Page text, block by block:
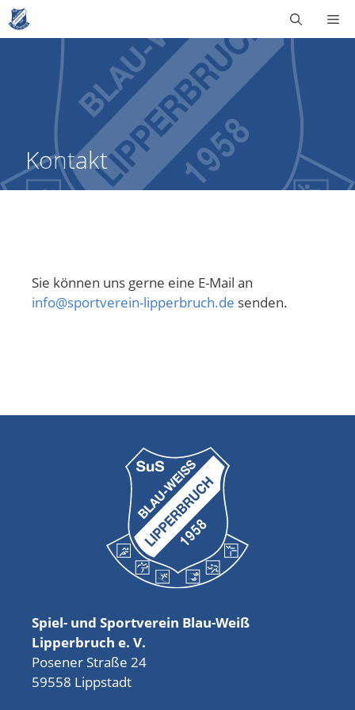
Zum
Inhalt
Kontakt
Sie können uns gerne eine E-Mail an
info@sportverein-lipperbruch.de senden.
Spiel- und Sportverein Blau-Weiß
Lipperbruch e. V.
Posener Straße 24
59558 Lippstadt